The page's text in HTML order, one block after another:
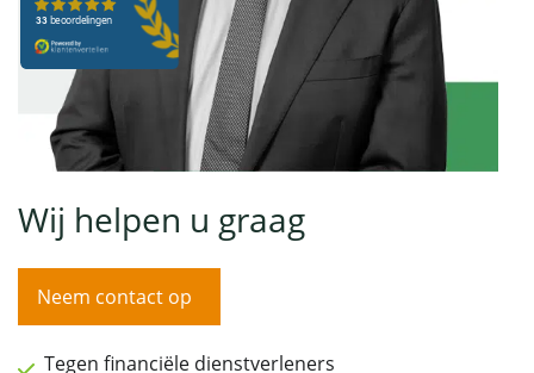
Wij helpen u graag
Neem contact op
Tegen financiële dienstverleners